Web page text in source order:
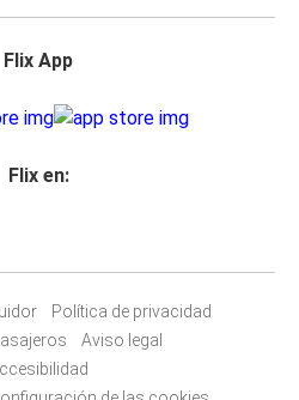
Flix App
Flix en:
Política de privacidad
Aviso legal